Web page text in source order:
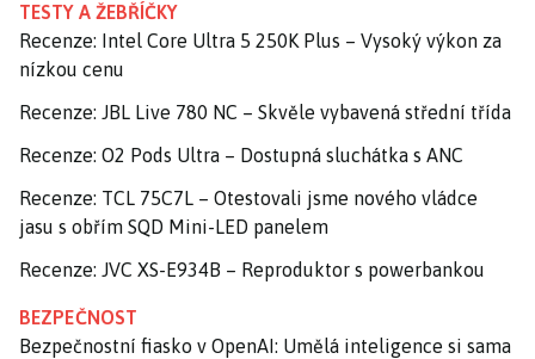
TESTY A ŽEBŘÍČKY
Recenze: Intel Core Ultra 5 250K Plus – Vysoký výkon za
nízkou cenu
Recenze: JBL Live 780 NC – Skvěle vybavená střední třída
Recenze: O2 Pods Ultra – Dostupná sluchátka s ANC
Recenze: TCL 75C7L – Otestovali jsme nového vládce
jasu s obřím SQD Mini-LED panelem
Recenze: JVC XS-E934B – Reproduktor s powerbankou
BEZPEČNOST
Bezpečnostní fiasko v OpenAI: Umělá inteligence si sama